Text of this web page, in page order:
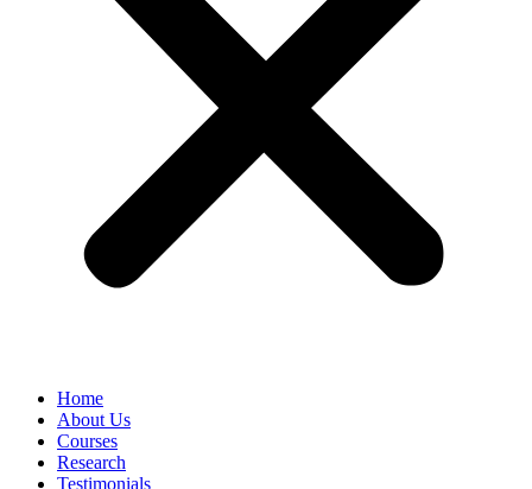
Home
About Us
Courses
Research
Testimonials